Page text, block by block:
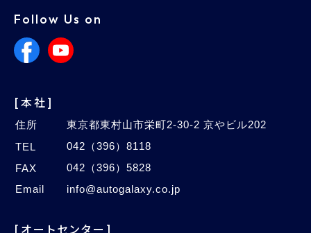
Follow Us on
[本社]
住所
東京都東村山市栄町2-30-2 京やビル202
TEL
042（396）8118
FAX
042（396）5828
Email
info@autogalaxy.co.jp
[オートセンター]